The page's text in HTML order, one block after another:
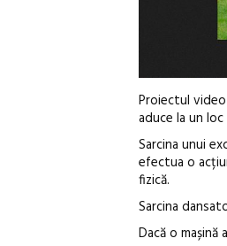
Proiectul
aduce la un
Sarcina unui
efectua o
fizică.
Sarcina
Dacă o